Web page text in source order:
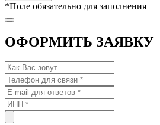
*Поле обязательно для заполнения
ОФОРМИТЬ ЗАЯВКУ